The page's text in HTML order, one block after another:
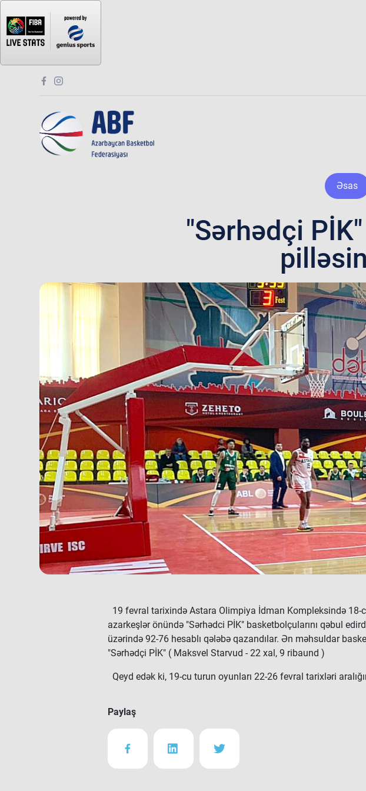
Əsas
"Sərhədçi
19 fevral tarixində Astara Olimpiya İdman Kompleksində
azarkeşlər önündə "Sərhədci PİK" basketbolçularını qəbul
üzərində 92-76 hesablı qələbə qazandılar. Ən məhsuldar
"Sərhədçi PİK" ( Maksvel Starvud - 22 xal, 9 ribaund )
Qeyd edək ki, 19-cu turun oyunları 22-26 fevral tarixləri
Paylaş